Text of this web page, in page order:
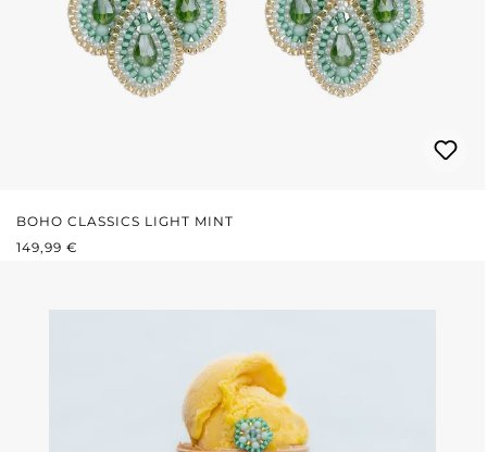
BOHO CLASSICS LIGHT MINT
PRIX RÉGULIER :
149,99 €